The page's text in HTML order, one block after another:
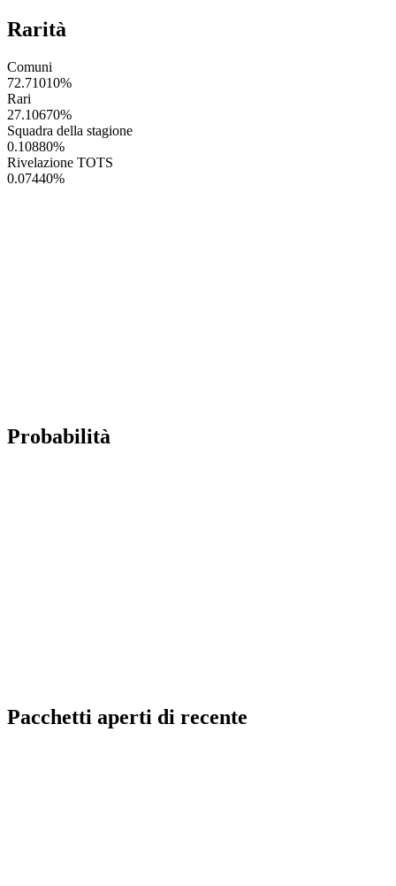
Rarità
Comuni
72.71010%
Rari
27.10670%
Squadra della stagione
0.10880%
Rivelazione TOTS
0.07440%
Probabilità
Pacchetti aperti di recente